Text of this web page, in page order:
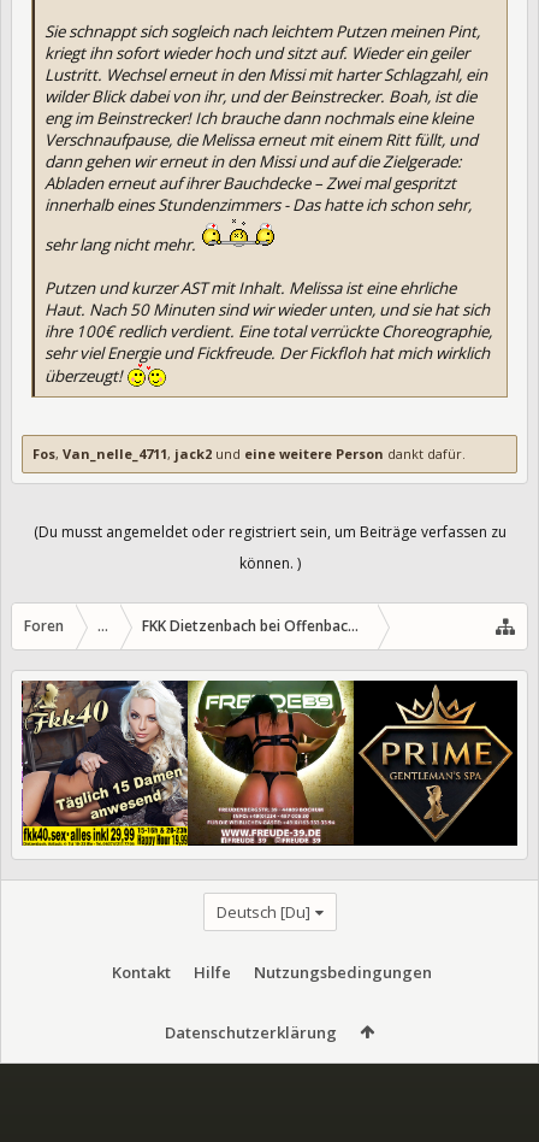
Sie schnappt sich sogleich nach leichtem Putzen meinen Pint,
kriegt ihn sofort wieder hoch und sitzt auf. Wieder ein geiler
Lustritt. Wechsel erneut in den Missi mit harter Schlagzahl, ein
wilder Blick dabei von ihr, und der Beinstrecker. Boah, ist die
eng im Beinstrecker! Ich brauche dann nochmals eine kleine
Verschnaufpause, die Melissa erneut mit einem Ritt füllt, und
dann gehen wir erneut in den Missi und auf die Zielgerade:
Abladen erneut auf ihrer Bauchdecke – Zwei mal gespritzt
innerhalb eines Stundenzimmers - Das hatte ich schon sehr,
sehr lang nicht mehr.
Putzen und kurzer AST mit Inhalt. Melissa ist eine ehrliche
Haut. Nach 50 Minuten sind wir wieder unten, und sie hat sich
ihre 100€ redlich verdient. Eine total verrückte Choreographie,
sehr viel Energie und Fickfreude. Der Fickfloh hat mich wirklich
überzeugt!
Fos, Van_nelle_4711, jack2 und eine weitere Person dankt dafür.
(Du musst angemeldet oder registriert sein, um Beiträge verfassen zu
können. )
Foren ... FKK Dietzenbach bei Offenbach/Hessen
Deutsch [Du]
Kontakt Hilfe Nutzungsbedingungen
Datenschutzerklärung